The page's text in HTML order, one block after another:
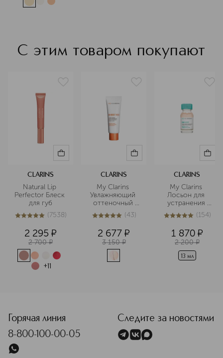
С этим товаром покупают
CLARINS
Natural Lip
Perfector Блеск
для губ
5из 57538 (7538)
2 295 ¤
2 700 ¤
+11
CLARINS
My Clarins
Увлажняющий
оттеночный
крем для лица
4.9из543 (43)
2 677 ¤
3 150 ¤
CLARINS
My Clarins
Лосьон для
устранения
мелких
несовершенств
дорожном
формате
5из 5154 (154)
1 870 ¤
2 200 ¤
13 мл
Горячая линия
8-800-100-00-05
Следите за новостями